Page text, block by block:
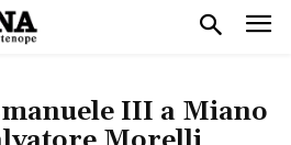
III a Miano